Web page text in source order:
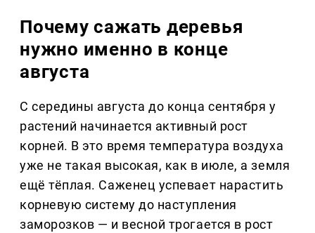
Почему сажать деревья
нужно именно в конце
августа
С середины августа до конца сентября у
растений начинается активный рост
корней. В это время температура воздуха
уже не такая высокая, как в июле, а земля
ещё тёплая. Саженец успевает нарастить
корневую систему до наступления
заморозков — и весной трогается в рост